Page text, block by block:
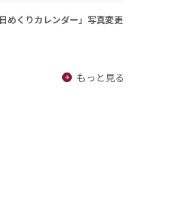
めくりカレンダー」写真変更
もっと見る